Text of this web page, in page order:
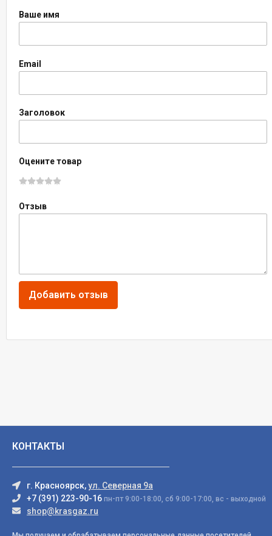
Ваше имя
Email
Заголовок
Оцените товар
Отзыв
КОНТАКТЫ
г. Красноярск,ул. Северная 9а
+7 (391) 223-90-16 пн-пт 9:00-18:00, сб 9:00-17:00, вс - выходной
shop@krasgaz.ru